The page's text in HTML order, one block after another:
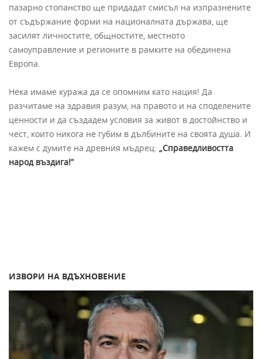
пазарно стопанство ще придадат смисъл на изпразнените
от съдържание форми на националната държава, ще
засилят личностите, общностите, местното
самоуправление и регионите в рамките на обединена
Европа.
Нека имаме куража да се опомним като нация! Да
разчитаме на здравия разум, на правото и на споделените
ценности и да създадем условия за живот в достойнство и
чест, които никога не губим в дълбините на своята душа. И
кажем с думите на древния мъдрец: „Справедливостта
народ въздига!”
ИЗВОРИ НА ВДЪХНОВЕНИЕ